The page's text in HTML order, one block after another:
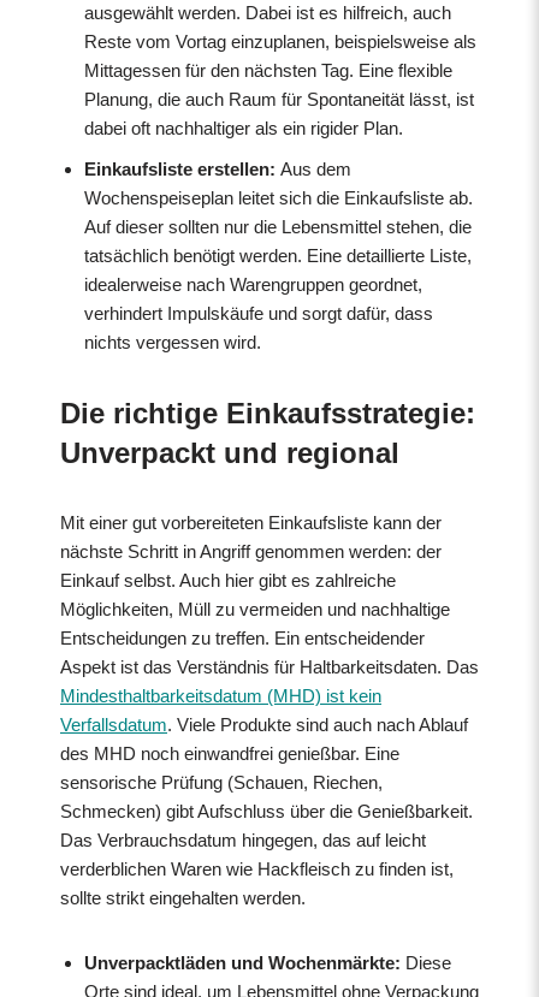
ausgewählt werden. Dabei ist es hilfreich, auch
Reste vom Vortag einzuplanen, beispielsweise als
Mittagessen für den nächsten Tag. Eine flexible
Planung, die auch Raum für Spontaneität lässt, ist
dabei oft nachhaltiger als ein rigider Plan.
Einkaufsliste erstellen: Aus dem
Wochenspeiseplan leitet sich die Einkaufsliste ab.
Auf dieser sollten nur die Lebensmittel stehen, die
tatsächlich benötigt werden. Eine detaillierte Liste,
idealerweise nach Warengruppen geordnet,
verhindert Impulskäufe und sorgt dafür, dass
nichts vergessen wird.
Die richtige Einkaufsstrategie:
Unverpackt und regional
Mit einer gut vorbereiteten Einkaufsliste kann der
nächste Schritt in Angriff genommen werden: der
Einkauf selbst. Auch hier gibt es zahlreiche
Möglichkeiten, Müll zu vermeiden und nachhaltige
Entscheidungen zu treffen. Ein entscheidender
Aspekt ist das Verständnis für Haltbarkeitsdaten. Das
Mindesthaltbarkeitsdatum (MHD) ist kein
Verfallsdatum. Viele Produkte sind auch nach Ablauf
des MHD noch einwandfrei genießbar. Eine
sensorische Prüfung (Schauen, Riechen,
Schmecken) gibt Aufschluss über die Genießbarkeit.
Das Verbrauchsdatum hingegen, das auf leicht
verderblichen Waren wie Hackfleisch zu finden ist,
sollte strikt eingehalten werden.
Unverpacktläden und Wochenmärkte: Diese
Orte sind ideal, um Lebensmittel ohne Verpackung